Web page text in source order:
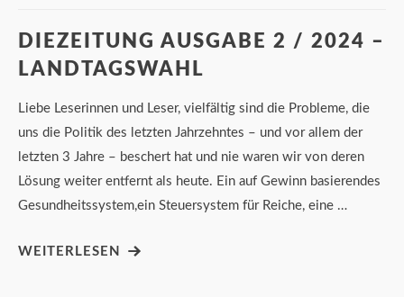
DIEZEITUNG AUSGABE 2 / 2024 –
LANDTAGSWAHL
Liebe Leserinnen und Leser, vielfältig sind die Probleme, die
uns die Politik des letzten Jahrzehntes – und vor allem der
letzten 3 Jahre – beschert hat und nie waren wir von deren
Lösung weiter entfernt als heute. Ein auf Gewinn basierendes
Gesundheitssystem,ein Steuersystem für Reiche, eine …
WEITERLESEN